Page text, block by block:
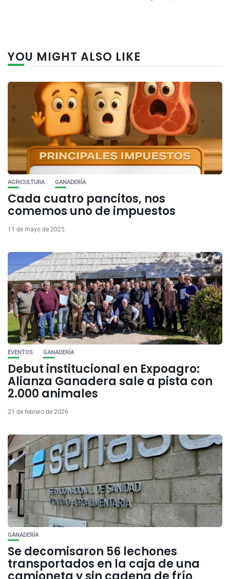
YOU MIGHT ALSO LIKE
AGRICULTURA GANADERÍA
Cada cuatro pancitos, nos
comemos uno de impuestos
11 de mayo de 2025
EVENTOS GANADERÍA
Debut institucional en Expoagro:
Alianza Ganadera sale a pista con
2.000 animales
21 de febrero de 2026
GANADERÍA
Se decomisaron 56 lechones
transportados en la caja de una